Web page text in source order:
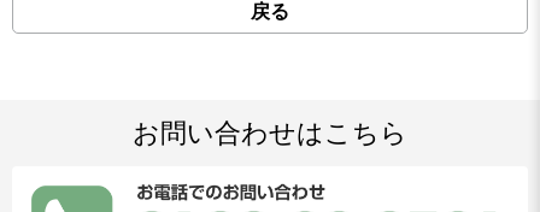
戻る
お問い合わせはこちら